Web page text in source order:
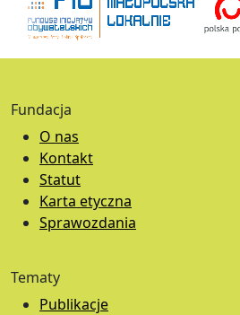
Fundacja
O nas
Kontakt
Statut
Karta etyczna
Sprawozdania
Tematy
Publikacje